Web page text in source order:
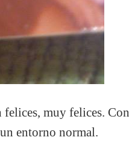
muy felices. Con
entorno normal.